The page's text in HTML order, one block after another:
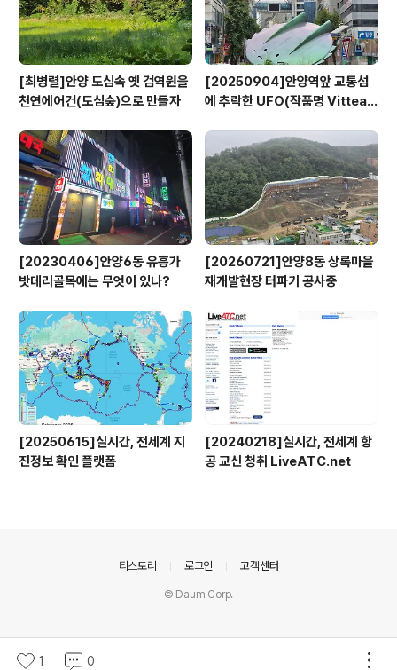
[최병렬]안양 도심속 옛 검역원을
천연에어컨(도심숲)으로 만들자
[20250904]안양역앞 교통섬
에 추락한 UFO(작품명 Vitteau
[20230406]안양6동 유흥가
밧데리골목에는 무엇이 있나?
[20260721]안양8동 상록마을
재개발현장 터파기 공사중
[20250615]실시간, 전세계 지
진정보 확인 플랫폼
[20240218]실시간, 전세계 항
공 교신 청취 LiveATC.net
1 0
티스토리 로그인 고객센터
© Daum Corp.